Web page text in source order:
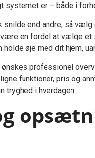
systemet er – både i
end andre, så vælg
en fordel at vælge
øje med dit hjem,
ønskes professionel
funktioner, pris og
tryghed i hverdagen.